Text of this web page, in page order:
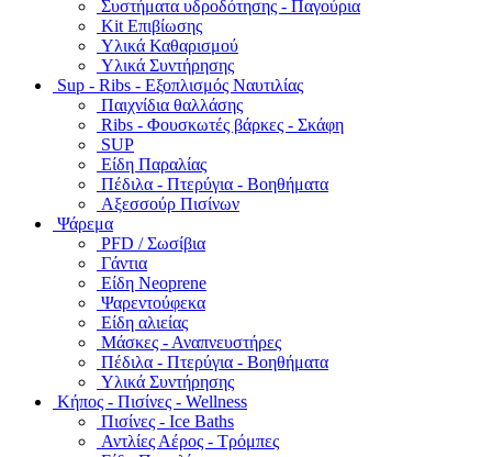
Συστήματα υδροδότησης - Παγούρια
Kit Επιβίωσης
Υλικά Καθαρισμού
Υλικά Συντήρησης
Sup - Ribs - Εξοπλισμός Ναυτιλίας
Παιχνίδια θαλλάσης
Ribs - Φουσκωτές βάρκες - Σκάφη
SUP
Είδη Παραλίας
Πέδιλα - Πτερύγια - Βοηθήματα
Αξεσσούρ Πισίνων
Ψάρεμα
PFD / Σωσίβια
Γάντια
Είδη Neoprene
Ψαρεντούφεκα
Είδη αλιείας
Μάσκες - Αναπνευστήρες
Πέδιλα - Πτερύγια - Βοηθήματα
Υλικά Συντήρησης
Κήπος - Πισίνες - Wellness
Πισίνες - Ice Baths
Αντλίες Αέρος - Τρόμπες